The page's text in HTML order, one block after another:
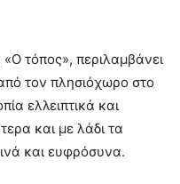
τόπος», περιλαμβάνει
τον πλησιόχωρο στο
ελλειπτικά και
και με λάδι τα
και ευφρόσυνα.